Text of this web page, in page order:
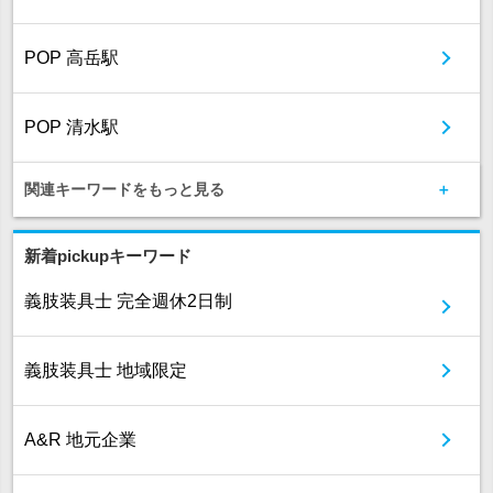
POP 高岳駅
POP 清水駅
関連キーワードをもっと見る
新着pickupキーワード
義肢装具士 完全週休2日制
義肢装具士 地域限定
A&R 地元企業